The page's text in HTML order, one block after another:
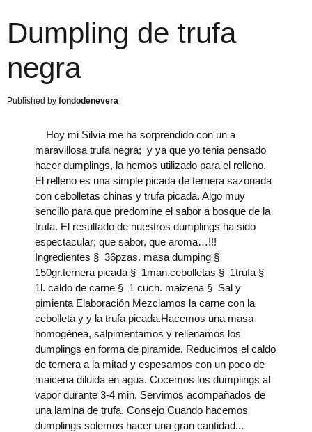
Dumpling de trufa
negra
fondodenevera
Hoy mi Silvia me ha sorprendido con un a
maravillosa trufa negra; y ya que yo tenia pensado
hacer dumplings, la hemos utilizado para el relleno.
El relleno es una simple picada de ternera sazonada
con cebolletas chinas y trufa picada. Algo muy
sencillo para que predomine el sabor a bosque de la
trufa. El resultado de nuestros dumplings ha sido
espectacular; que sabor, que aroma…!!!
Ingredientes § 36pzas. masa dumping §
150gr.ternera picada § 1man.cebolletas § 1trufa §
1l. caldo de carne § 1 cuch. maizena § Sal y
pimienta Elaboración Mezclamos la carne con la
cebolleta y y la trufa picada.Hacemos una masa
homogénea, salpimentamos y rellenamos los
dumplings en forma de piramide. Reducimos el caldo
de ternera a la mitad y espesamos con un poco de
maicena diluida en agua. Cocemos los dumplings al
vapor durante 3-4 min. Servimos acompañados de
una lamina de trufa. Consejo Cuando hacemos
dumplings solemos hacer una gran cantidad